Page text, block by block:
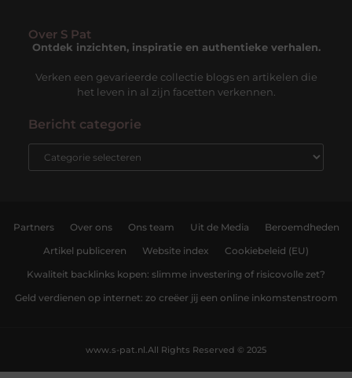
Over S Pat
Ontdek inzichten, inspiratie en authentieke verhalen.
Verken een gevarieerde collectie blogs en artikelen die
het leven in al zijn facetten verkennen.
Bericht categorie
Partners Over ons Ons team Uit de Media Beroemdheden
Artikel publiceren Website index Cookiebeleid (EU)
Kwaliteit backlinks kopen: slimme investering of risicovolle zet?
Geld verdienen op internet: zo creëer jij een online inkomstenstroom
All Rights Reserved © 2025
www.s-pat.nl.